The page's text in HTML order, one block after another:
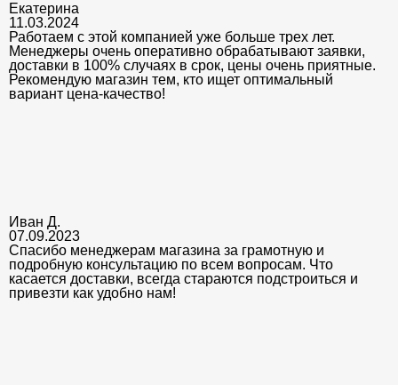
Екатерина
11.03.2024
Работаем с этой компанией уже больше трех лет.
Менеджеры очень оперативно обрабатывают заявки,
доставки в 100% случаях в срок, цены очень приятные.
Рекомендую магазин тем, кто ищет оптимальный
вариант цена-качество!
Иван Д.
07.09.2023
Спасибо менеджерам магазина за грамотную и
подробную консультацию по всем вопросам. Что
касается доставки, всегда стараются подстроиться и
привезти как удобно нам!